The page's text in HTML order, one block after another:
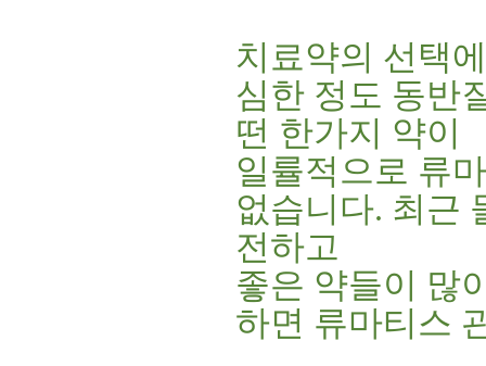
치료약의 선택
심한 정도 동반
떤 한가지 약이
일률적으로 류
없습니다. 최근
전하고
좋은 약들이 많
하면 류마티스